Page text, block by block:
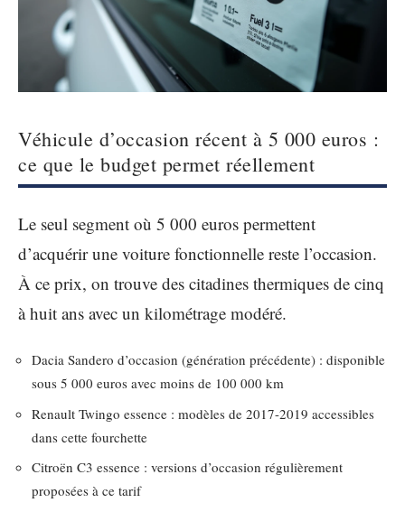
Véhicule d’occasion récent à 5 000 euros :
ce que le budget permet réellement
Le seul segment où 5 000 euros permettent
d’acquérir une voiture fonctionnelle reste l’occasion.
À ce prix, on trouve des citadines thermiques de cinq
à huit ans avec un kilométrage modéré.
Dacia Sandero d’occasion (génération précédente) : disponible
sous 5 000 euros avec moins de 100 000 km
Renault Twingo essence : modèles de 2017-2019 accessibles
dans cette fourchette
Citroën C3 essence : versions d’occasion régulièrement
proposées à ce tarif